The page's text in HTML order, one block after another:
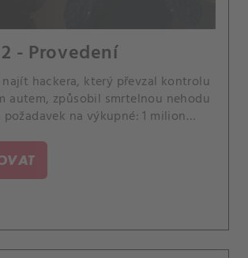
- Provedení
najít hackera, který převzal kontrolu
autem, způsobil smrtelnou nehodu
na výkupné: 1 milion